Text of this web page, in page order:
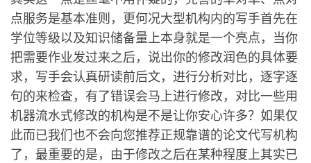
点服务是基本准则，更何况大型机构内的写手首先在
学位等级以及知识储备量上本身就是一个亮点，当你
把需要作业发过来之后，说出你的修改润色的具体要
求，写手会认真研读前后文，进行分析对比，逐字逐
句的来检查，有了错误会马上进行修改，对比一些用
机器流水式修改的机构是不是让你安心许多？如果仅
此而已我们也不会向您推荐正规靠谱的论文代写机构
了，最重要的是，由于修改之后在某种程度上其实已